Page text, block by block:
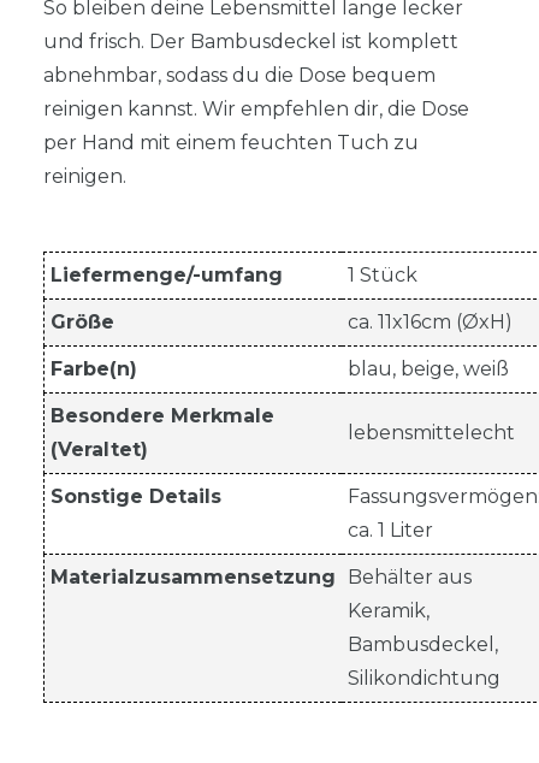
So bleiben deine Lebensmittel lange lecker
und frisch. Der Bambusdeckel ist komplett
abnehmbar, sodass du die Dose bequem
reinigen kannst. Wir empfehlen dir, die Dose
per Hand mit einem feuchten Tuch zu
reinigen.
Liefermenge/-umfang 1 Stück
Größe ca. 11x16cm (ØxH)
Farbe(n) blau, beige, weiß
Besondere Merkmale
(Veraltet)
lebensmittelecht
Sonstige Details
ca. 1 Liter
Materialzusammensetzung
Behälter aus
Keramik,
Bambusdeckel,
Silikondichtung